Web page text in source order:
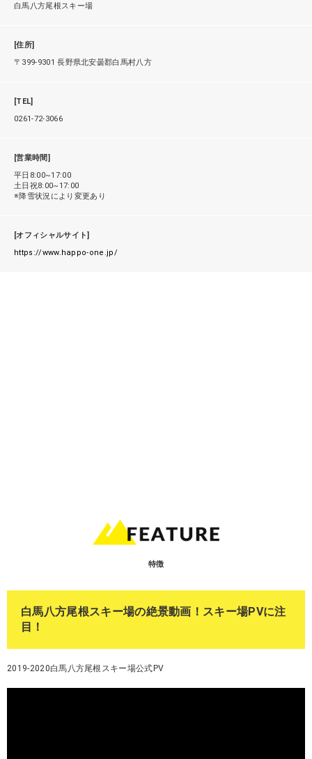
白馬八方尾根スキー場
[住所]
〒399-9301 長野県北安曇郡白馬村八方
[TEL]
0261-72-3066
[営業時間]
平日8:00~17:00
土日祝8:00~17:00
※降雪状況により変更あり
[オフィシャルサイト]
https://www.happo-one.jp/
特徴
白馬八方尾根スキー場の絶景動画！スキー場PVに注
目！
2019-2020白馬八方尾根スキー場公式PV